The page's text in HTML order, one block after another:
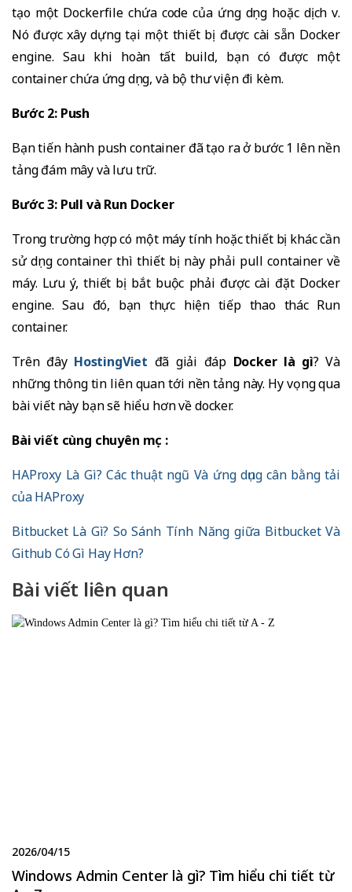
tạo một Dockerfile chứa code của ứng dụng hoặc dịch vụ.
Nó được xây dựng tại một thiết bị được cài sẵn Docker
engine. Sau khi hoàn tất build, bạn có được một
container chứa ứng dụng, và bộ thư viện đi kèm.
Bước 2: Push
Bạn tiến hành push container đã tạo ra ở bước 1 lên nền
tảng đám mây và lưu trữ.
Bước 3: Pull và Run Docker
Trong trường hợp có một máy tính hoặc thiết bị khác cần
sử dụng container thì thiết bị này phải pull container về
máy. Lưu ý, thiết bị bắt buộc phải được cài đặt Docker
engine. Sau đó, bạn thực hiện tiếp thao thác Run
container.
Trên đây HostingViet đã giải đáp Docker là gì? Và
những thông tin liên quan tới nền tảng này. Hy vọng qua
bài viết này bạn sẽ hiểu hơn về docker.
Bài viết cùng chuyên mục :
HAProxy Là Gì? Các thuật ngũ Và ứng dụng cân bằng tải
của HAProxy
Bitbucket Là Gì? So Sánh Tính Năng giữa Bitbucket Và
Github Có Gì Hay Hơn?
Bài viết liên quan
2026/04/15
Windows Admin Center là gì? Tìm hiểu chi tiết từ